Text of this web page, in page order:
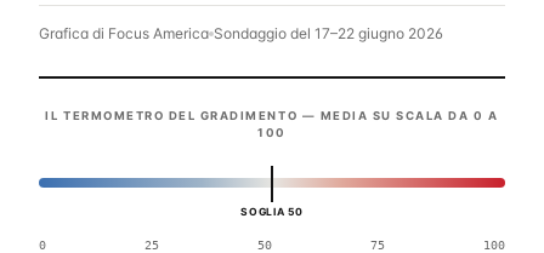
Grafica di Focus America Sondaggio del 17–22 giugno 2026
IL TERMOMETRO DEL GRADIMENTO — MEDIA SU SCALA DA 0 A
100
SOGLIA 50
0 25 50 75
100